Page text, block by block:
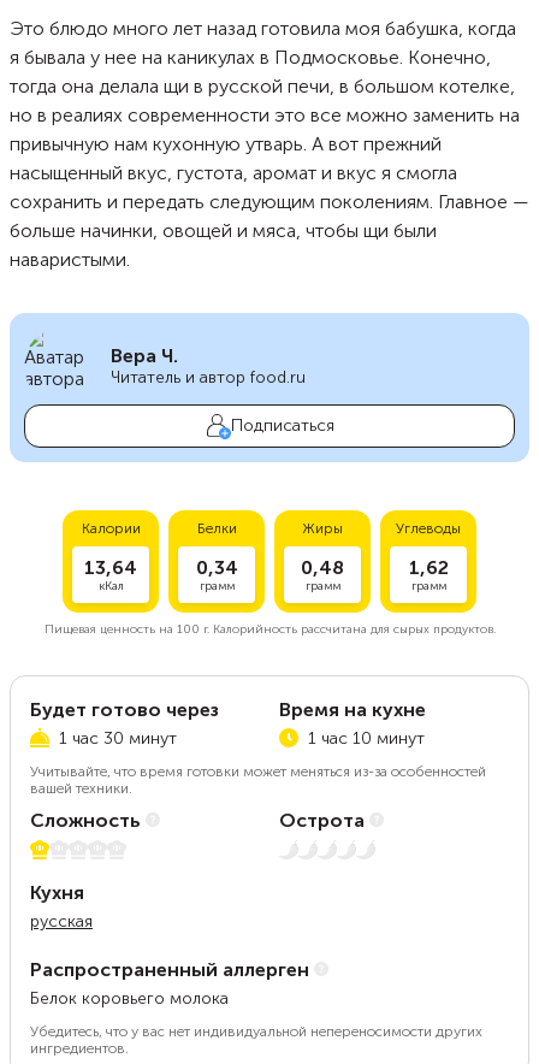
Это блюдо много лет назад готовила моя бабушка, когда
я бывала у нее на каникулах в Подмосковье. Конечно,
тогда она делала щи в русской печи, в большом котелке,
но в реалиях современности это все можно заменить на
привычную нам кухонную утварь. А вот прежний
насыщенный вкус, густота, аромат и вкус я смогла
сохранить и передать следующим поколениям. Главное —
больше начинки, овощей и мяса, чтобы щи были
наваристыми.
Вера Ч.
Читатель и автор food.ru
Подписаться
Калории
13,64
кКал
Белки
0,34
грамм
Жиры
0,48
грамм
Углеводы
1,62
грамм
Пищевая ценность на 100 г.Калорийность рассчитана для сырых продуктов.
Будет готово через
1 час 30 минут
Время на кухне
1 час 10 минут
Учитывайте, что время готовки может меняться из-за особенностей
вашей техники.
Сложность
1 из 5
Острота
Нет остроты
Кухня
русская
Распространенный аллерген
Белок коровьего молока
Убедитесь, что у вас нет индивидуальной непереносимости других
ингредиентов.